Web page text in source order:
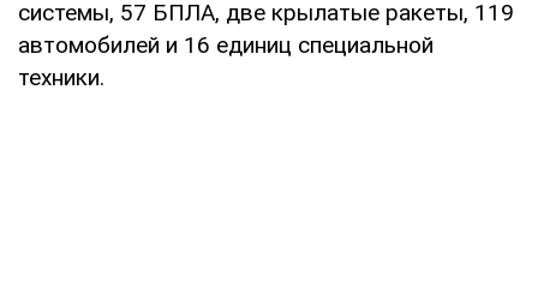
системы, 57 БПЛА, две крылатые ракеты, 119
автомобилей и 16 единиц специальной
техники.